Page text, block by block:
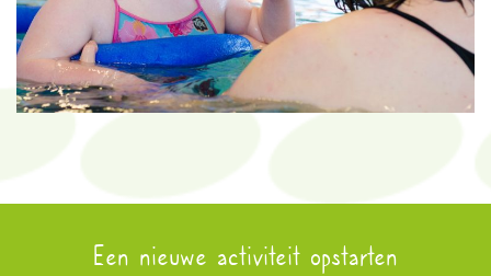
Een nieuwe activiteit opstarten